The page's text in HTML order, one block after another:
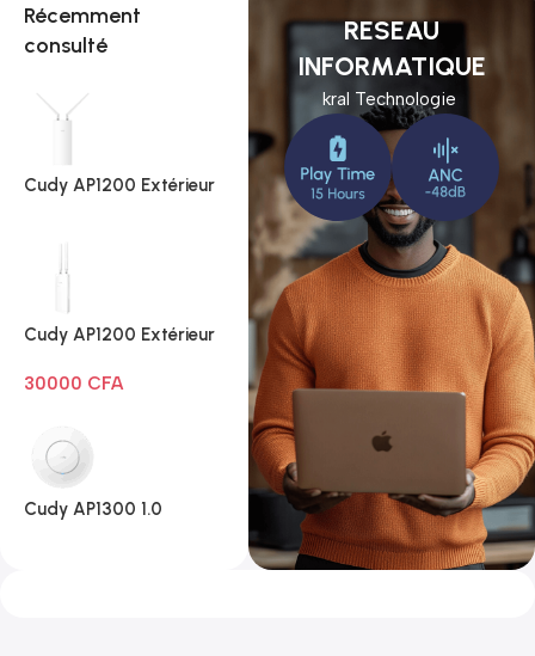
Récemment
consulté
Cudy AP1200 Extérieur
Cudy AP1200 Extérieur
30000 CFA
Cudy AP1300 1.0
RESEAU
INFORMATIQUE
kral Technologie